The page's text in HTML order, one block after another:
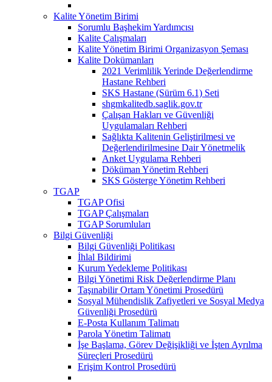
Kalite Yönetim Birimi
Sorumlu Başhekim Yardımcısı
Kalite Çalışmaları
Kalite Yönetim Birimi Organizasyon Şeması
Kalite Dokümanları
2021 Verimlilik Yerinde Değerlendirme
Hastane Rehberi
SKS Hastane (Sürüm 6.1) Seti
shgmkalitedb.saglik.gov.tr
Çalışan Hakları ve Güvenliği
Uygulamaları Rehberi
Sağlıkta Kalitenin Geliştirilmesi ve
Değerlendirilmesine Dair Yönetmelik
Anket Uygulama Rehberi
Döküman Yönetim Rehberi
SKS Gösterge Yönetim Rehberi
TGAP
TGAP Ofisi
TGAP Çalışmaları
TGAP Sorumluları
Bilgi Güvenliği
Bilgi Güvenliği Politikası
İhlal Bildirimi
Kurum Yedekleme Politikası
Bilgi Yönetimi Risk Değerlendirme Planı
Taşınabilir Ortam Yönetimi Prosedürü
Sosyal Mühendislik Zafiyetleri ve Sosyal Medya
Güvenliği Prosedürü
E-Posta Kullanım Talimatı
Parola Yönetim Talimatı
İşe Başlama, Görev Değişikliği ve İşten Ayrılma
Süreçleri Prosedürü
Erişim Kontrol Prosedürü